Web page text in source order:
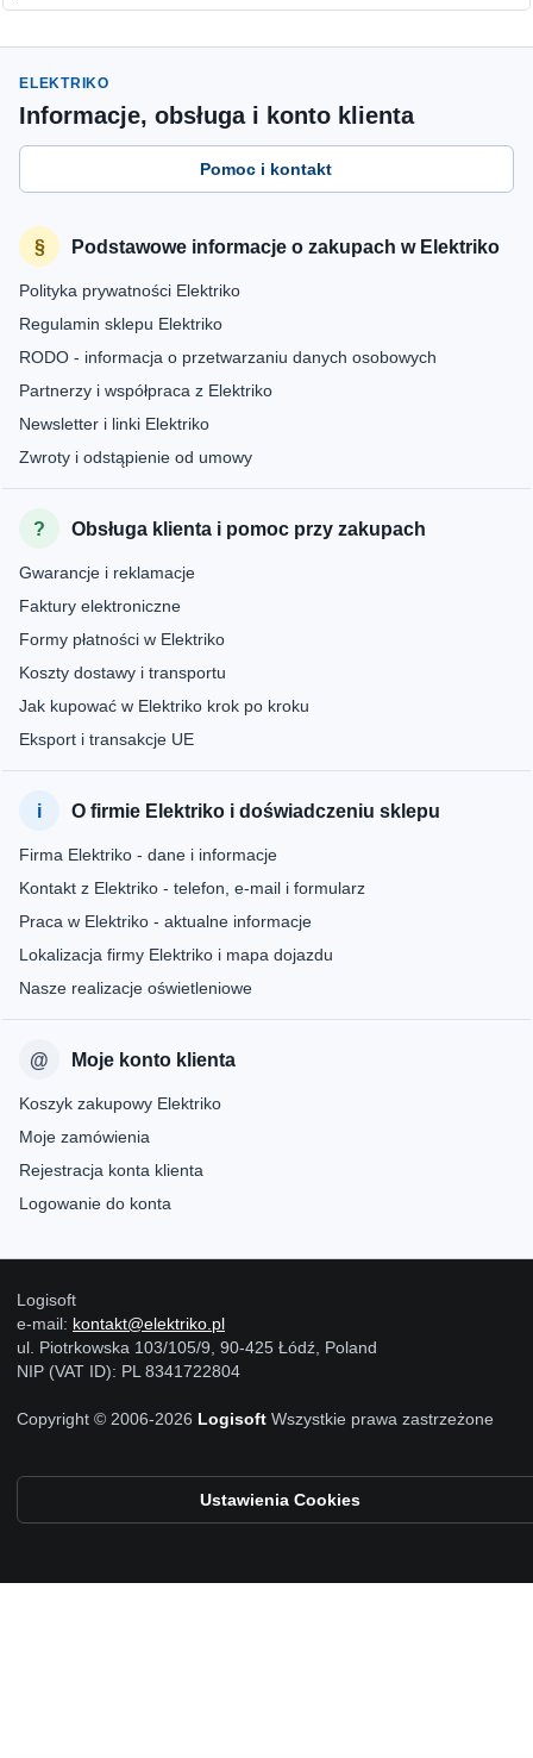
ELEKTRIKO
Informacje, obsługa i konto klienta
Pomoc i kontakt
Podstawowe informacje o zakupach w Elektriko
Polityka prywatności Elektriko
Regulamin sklepu Elektriko
RODO - informacja o przetwarzaniu danych osobowych
Partnerzy i współpraca z Elektriko
Newsletter i linki Elektriko
Zwroty i odstąpienie od umowy
Obsługa klienta i pomoc przy zakupach
Gwarancje i reklamacje
Faktury elektroniczne
Formy płatności w Elektriko
Koszty dostawy i transportu
Jak kupować w Elektriko krok po kroku
Eksport i transakcje UE
O firmie Elektriko i doświadczeniu sklepu
Firma Elektriko - dane i informacje
Kontakt z Elektriko - telefon, e-mail i formularz
Praca w Elektriko - aktualne informacje
Lokalizacja firmy Elektriko i mapa dojazdu
Nasze realizacje oświetleniowe
Moje konto klienta
Koszyk zakupowy Elektriko
Moje zamówienia
Rejestracja konta klienta
Logowanie do konta
Logisoft
e-mail: kontakt@elektriko.pl
ul. Piotrkowska 103/105/9, 90-425 Łódź, Poland
NIP (VAT ID): PL 8341722804
Copyright © 2006-2026 Logisoft Wszystkie prawa zastrzeżone
Ustawienia Cookies